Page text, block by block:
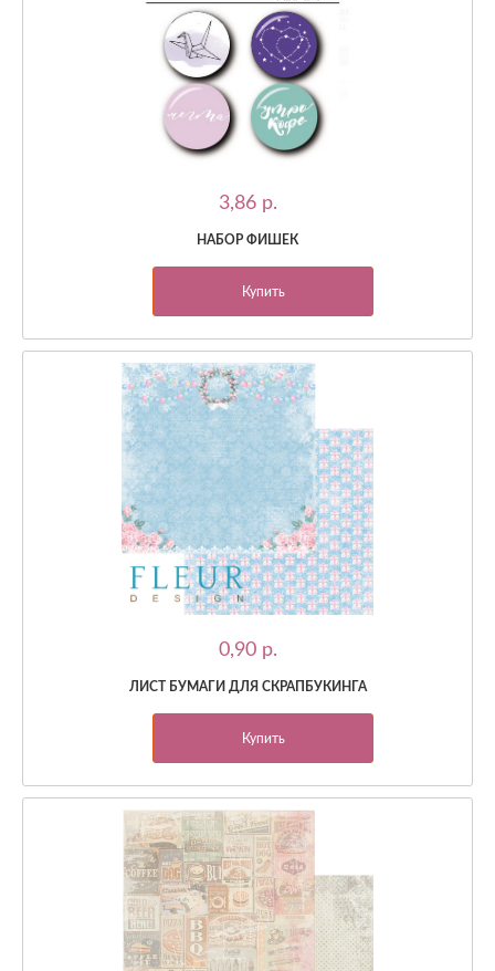
3,86 p.
НАБОР ФИШЕК
Купить
0,90 p.
ЛИСТ БУМАГИ ДЛЯ СКРАПБУКИНГА
Купить